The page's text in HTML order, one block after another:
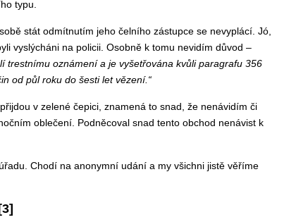
typu.
stát odmítnutím jeho čelního zástupce se nevyplácí. Jó,
vyslýcháni na policii. Osobně k tomu nevidím důvod –
trestnímu oznámení a je vyšetřována kvůli paragrafu 356
od půl roku do šesti let vězení.“
v zelené čepici, znamená to snad, že nenávidím či
oblečení. Podněcoval snad tento obchod nenávist k
Chodí na anonymní udání a my všichni jistě věříme